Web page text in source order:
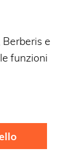
Berberis e
funzioni